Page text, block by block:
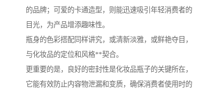
的品牌；可爱的卡通造型，则能迅速吸引年轻消费者的
目光，为产品增添趣味性。
瓶身的色彩搭配同样讲究，或清新淡雅，或鲜艳夺目，
与化妆品的定位和风格**契合。
更重要的是，良好的密封性是化妆品瓶子的关键所在，
它能有效防止内容物泄漏和变质，确保消费者使用时的